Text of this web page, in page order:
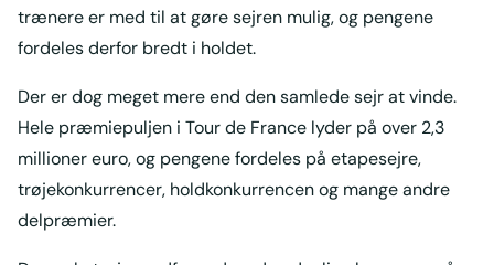
trænere er med til at gøre sejren mulig, og pengene
fordeles derfor bredt i holdet.
Der er dog meget mere end den samlede sejr at vinde.
Hele præmiepuljen i Tour de France lyder på over 2,3
millioner euro, og pengene fordeles på etapesejre,
trøjekonkurrencer, holdkonkurrencen og mange andre
delpræmier.